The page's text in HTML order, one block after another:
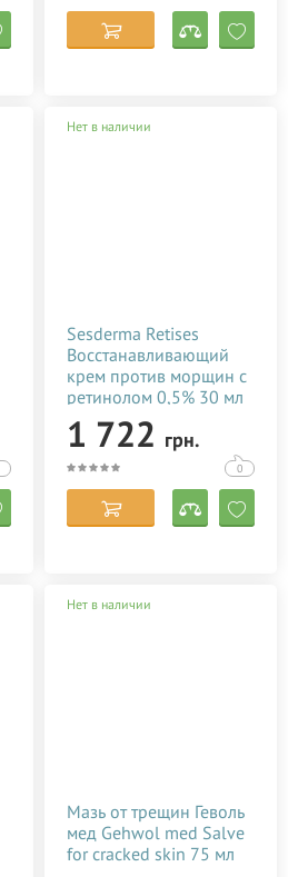
Нет в наличии
Sesderma Retises
Восстанавливающий
крем против морщин c
ретинолом 0,5% 30 мл
1 722 грн.
0
Нет в наличии
Мазь от трещин Геволь
мед Gehwol med Salve
for cracked skin 75 мл